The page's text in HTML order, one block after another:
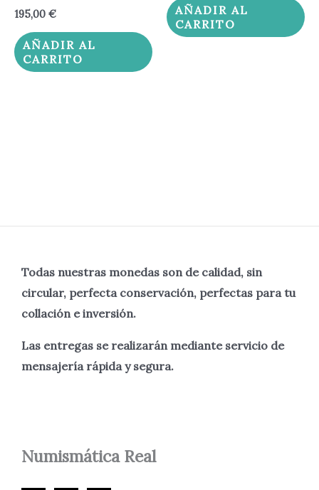
195,00 €
AÑADIR AL
CARRITO
AÑADIR AL
CARRITO
Todas nuestras monedas son de calidad, sin
circular, perfecta conservación, perfectas para tu
collación e inversión.
Las entregas se realizarán mediante servicio de
mensajería rápida y segura.
NumismáticaReal